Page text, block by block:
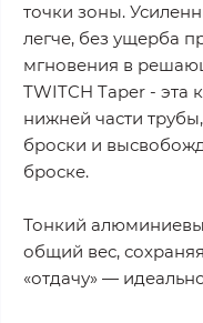
точки зоны.
легче, без ущерба
мгновения в
TWITCH Taper - эта
нижней части
броски и
броске.
Тонкий
общий вес,
«отдачу» —